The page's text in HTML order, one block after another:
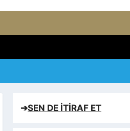
➔SEN DE İTİRAF ET